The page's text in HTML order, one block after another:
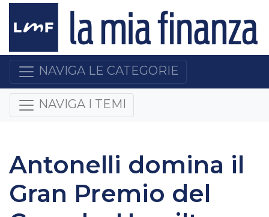
NAVIGA LE CATEGORIE
NAVIGA I TEMI
Antonelli domina il
Gran Premio del